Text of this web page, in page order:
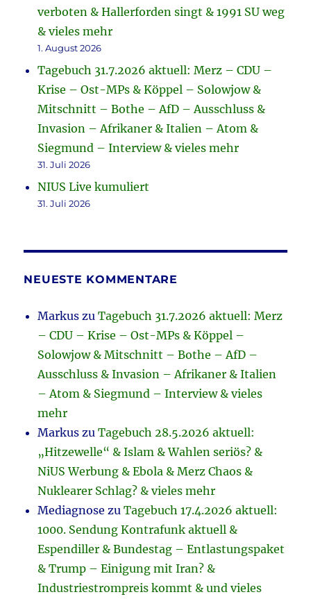
verboten & Hallerforden singt & 1991 SU weg
& vieles mehr
1. August 2026
Tagebuch 31.7.2026 aktuell: Merz – CDU –
Krise – Ost-MPs & Köppel – Solowjow &
Mitschnitt – Bothe – AfD – Ausschluss &
Invasion – Afrikaner & Italien – Atom &
Siegmund – Interview & vieles mehr
31. Juli 2026
NIUS Live kumuliert
31. Juli 2026
NEUESTE KOMMENTARE
Markus zuTagebuch 31.7.2026 aktuell: Merz
– CDU – Krise – Ost-MPs & Köppel –
Solowjow & Mitschnitt – Bothe – AfD –
Ausschluss & Invasion – Afrikaner & Italien
– Atom & Siegmund – Interview & vieles
mehr
Markus zuTagebuch 28.5.2026 aktuell:
„Hitzewelle“ & Islam & Wahlen seriös? &
NiUS Werbung & Ebola & Merz Chaos &
Nuklearer Schlag? & vieles mehr
Mediagnose zuTagebuch 17.4.2026 aktuell:
1000. Sendung Kontrafunk aktuell &
Espendiller & Bundestag – Entlastungspaket
& Trump – Einigung mit Iran? &
Industriestrompreis kommt & und vieles